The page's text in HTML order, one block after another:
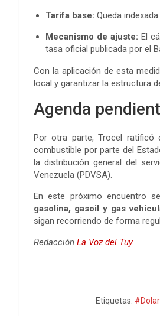
Tarifa base: Queda
Mecanismo de ajuste: El
tasa oficial publicada por el
Con la aplicación de esta
local y garantizar la estructura
Agenda
Por otra parte, Trocel ratificó
combustible por parte del
la distribución general del
Venezuela (PDVSA).
En este próximo encuentro
gasolina, gasoil y gas
sigan recorriendo de forma
Redacción La Voz del Tuy
Etiquetas: